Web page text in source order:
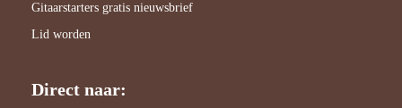
Gitaarstarters gratis nieuwsbrief
Lid worden
Direct naar: